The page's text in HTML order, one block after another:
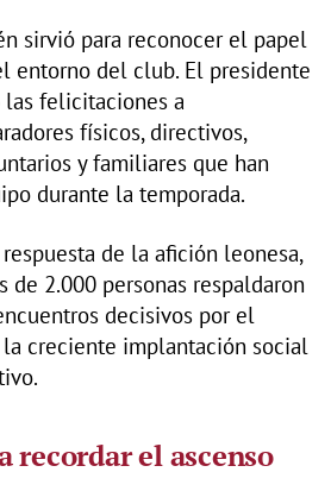
sirvió para reconocer el papel
entorno del club. El presidente
felicitaciones a
físicos, directivos,
y familiares que han
durante la temporada.
de la afición leonesa,
de 2.000 personas respaldaron
decisivos por el
creciente implantación social
recordar el ascenso